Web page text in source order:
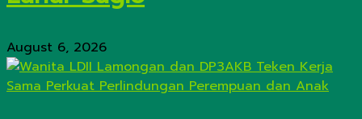
August 6, 2026